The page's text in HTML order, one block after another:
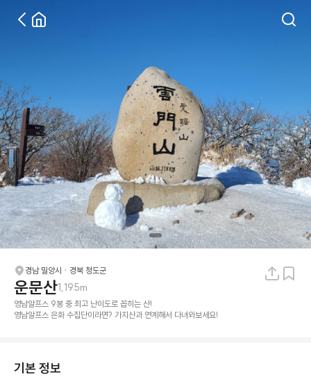
경남 밀양시 · 경북 청도군
운문산1,195m
영남알프스 9봉 중 최고 난이도로 꼽히는 산!
영남알프스 은화 수집단이라면? 가지산과 연계해서 다녀와보세요!
기본 정보